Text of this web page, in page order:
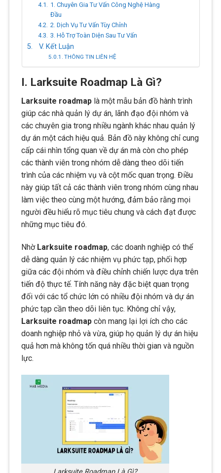
1. Chuyên Gia Tư Vấn Công Nghệ Hàng
Đầu
2. Dịch Vụ Tư Vấn Tùy Chỉnh
3. Hỗ Trợ Toàn Diện Sau Tư Vấn
V. Kết Luận
THÔNG TIN LIÊN HỆ
I. Larksuite Roadmap Là Gì?
Larksuite roadmap là một mẫu bản đồ hành trình
giúp các nhà quản lý dự án, lãnh đạo đội nhóm và
các chuyên gia trong nhiều ngành khác nhau quản lý
dự án một cách hiệu quả. Bản đồ này không chỉ cung
cấp cái nhìn tổng quan về dự án mà còn cho phép
các thành viên trong nhóm dễ dàng theo dõi tiến
trình của các nhiệm vụ và cột mốc quan trọng. Điều
này giúp tất cả các thành viên trong nhóm cùng nhau
làm việc theo cùng một hướng, đảm bảo rằng mọi
người đều hiểu rõ mục tiêu chung và cách đạt được
những mục tiêu đó.
Nhờ Larksuite roadmap, các doanh nghiệp có thể
dễ dàng quản lý các nhiệm vụ phức tạp, phối hợp
giữa các đội nhóm và điều chỉnh chiến lược dựa trên
tiến độ thực tế. Tính năng này đặc biệt quan trọng
đối với các tổ chức lớn có nhiều đội nhóm và dự án
phức tạp cần theo dõi liên tục. Không chỉ vậy,
Larksuite roadmap còn mang lại lợi ích cho các
doanh nghiệp nhỏ và vừa, giúp họ quản lý dự án hiệu
quả hơn mà không tốn quá nhiều thời gian và nguồn
lực.